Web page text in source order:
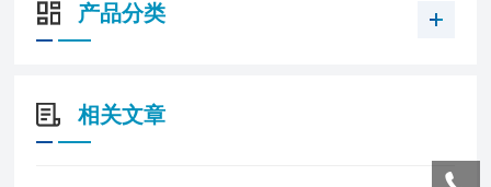
产品分类
相关文章